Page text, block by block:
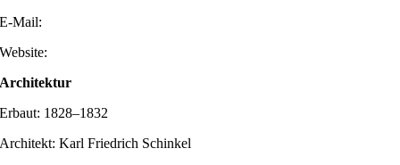
E-Mail:
Website:
Architektur
Erbaut: 1828–1832
Architekt: Karl Friedrich Schinkel